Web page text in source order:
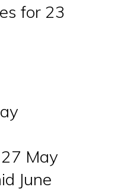
for 23
May
June